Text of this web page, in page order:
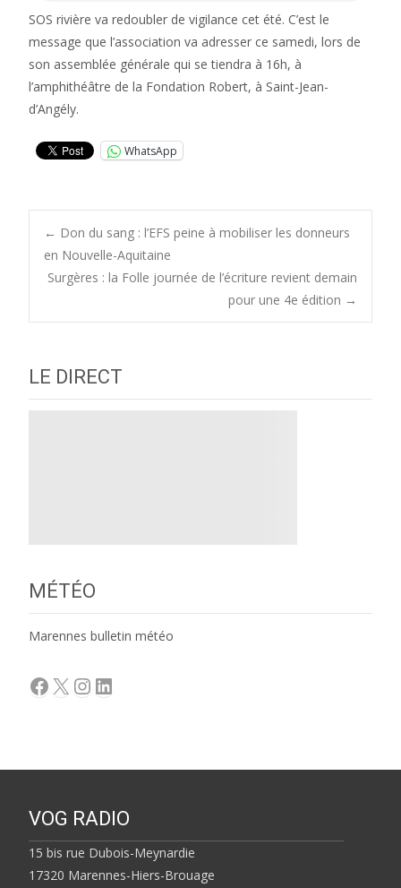
SOS rivière va redoubler de vigilance cet été. C’est le
message que l’association va adresser ce samedi, lors de
son assemblée générale qui se tiendra à 16h, à
l’amphithéâtre de la Fondation Robert, à Saint-Jean-
d’Angély.
WhatsApp
Post
navigation
← Don du sang : l’EFS peine à mobiliser les donneurs
en Nouvelle-Aquitaine
Surgères : la Folle journée de l’écriture revient demain
pour une 4e édition →
LE DIRECT
MÉTÉO
Marennes bulletin météo
Facebook
X Instagram
LinkedIn
VOG RADIO
15 bis rue Dubois-Meynardie
17320 Marennes-Hiers-Brouage